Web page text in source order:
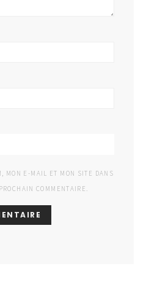
MON E-MAIL ET MON SITE DANS
COMMENTAIRE.